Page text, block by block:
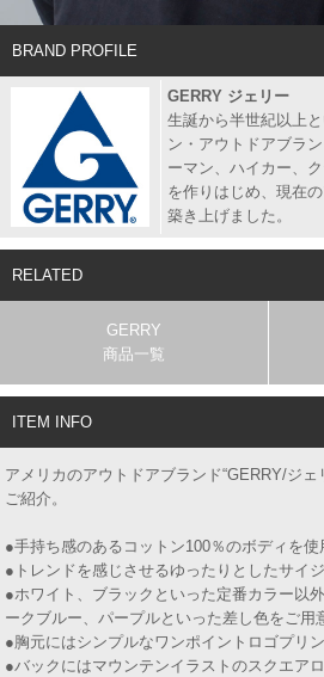
BRAND PROFILE
GERRY ジェリー
生誕から半世紀以上
ン・アウトドアブラ
ーマン、ハイカー、
を作りはじめ、現在
築き上げました。
RELATED
GERRY
商品一覧
ITEM INFO
アメリカのアウトドアブランド“GERRY/ジ
ご紹介。
●手持ち感のあるコットン100％のボディを使
●トレンドを感じさせるゆったりとしたサイ
●ホワイト、ブラックといった定番カラー以
ークブルー、パープルといった差し色をご用
●胸元にはシンプルなワンポイントロゴプリ
●バックにはマウンテンイラストのスクエア